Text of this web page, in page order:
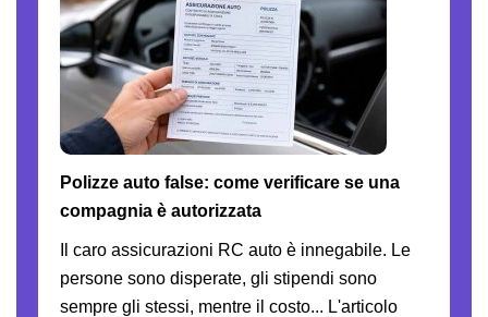
Polizze auto false: come verificare se una
compagnia è autorizzata
Il caro assicurazioni RC auto è innegabile. Le
persone sono disperate, gli stipendi sono
sempre gli stessi, mentre il costo... L'articolo